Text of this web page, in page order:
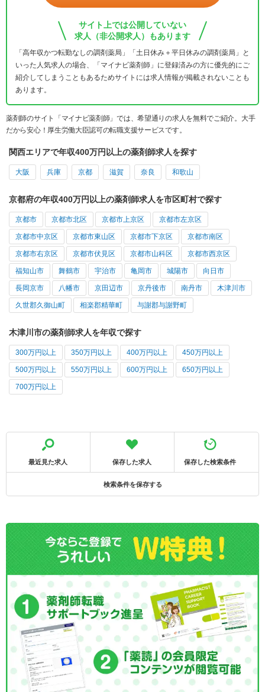
サイト上では公開していない
求人（非公開求人）もあります
「高年収かつ転勤なしの調剤薬局」「土日休み＋平日休みの調剤薬局」と
いった人気求人の場合、「マイナビ薬剤師」に登録済みの方に優先的にご
紹介してしまうこともあるためサイトには求人情報が掲載されないことも
あります。
薬剤師のサイト「マイナビ薬剤師」では、希望通りの求人を無料でご紹介。大手
だから安心！厚生労働大臣認可の転職支援サービスです。
関西エリアで年収400万円以上の薬剤師求人を探す
大阪 兵庫 京都 滋賀 奈良 和歌山
京都府の年収400万円以上の薬剤師求人を市区町村で探す
京都市 京都市北区 京都市上京区 京都市左京区
京都市中京区 京都市東山区 京都市下京区 京都市南区
京都市右京区 京都市伏見区 京都市山科区 京都市西京区
福知山市 舞鶴市 宇治市 亀岡市 城陽市 向日市
長岡京市 八幡市 京田辺市 京丹後市 南丹市 木津川市
久世郡久御山町 相楽郡精華町 与謝郡与謝野町
木津川市の薬剤師求人を年収で探す
300万円以上 350万円以上 400万円以上 450万円以上
500万円以上 550万円以上 600万円以上 650万円以上
700万円以上
最近見た求人 保存した求人 保存した検索条件
検索条件を保存する